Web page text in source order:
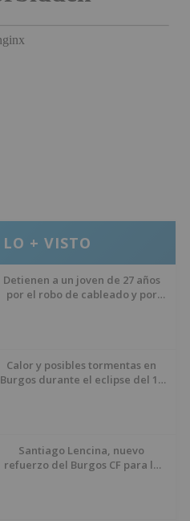
LO + VISTO
Detienen a un joven de 27 años
por el robo de cableado y por
Calor y posibles tormentas en
Burgos durante el eclipse del 12
Santiago Lencina, nuevo
refuerzo del Burgos CF para la